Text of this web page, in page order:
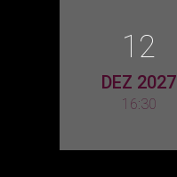
12
DEZ 2027
16:30